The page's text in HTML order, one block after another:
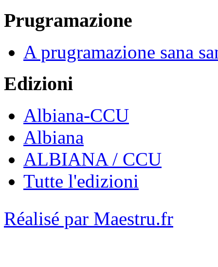
Prugramazione
A prugramazione sana
Edizioni
Albiana-CCU
Albiana
ALBIANA / CCU
Tutte l'edizioni
Réalisé par Maestru.fr